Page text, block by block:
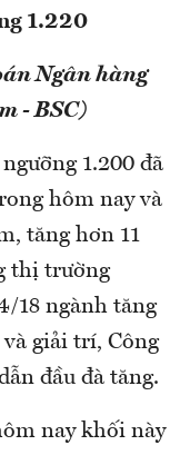
1.220
Ngân hàng
- BSC)
1.200 đã
hôm nay và
tăng hơn 11
thị trường
18 ngành tăng
giải trí, Công
đầu đà tăng.
nay khối này